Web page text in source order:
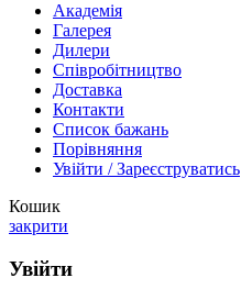
Академія
Галерея
Дилери
Cпівробітництво
Доставка
Контакти
Список бажань
Порівняння
Увійти / Зареєструватись
Кошик
закрити
Увійти